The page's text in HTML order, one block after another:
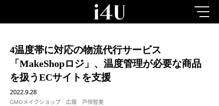
4温度帯に対応の物流代行サービス
「MakeShopロジ」、温度管理が必要な商品
を扱うECサイトを支援
2022.9.28
GMOメイクショップ 広報 戸恒智美